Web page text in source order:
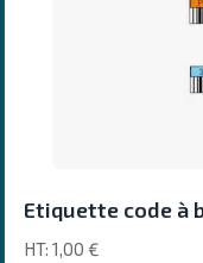
Etiquette code à
1,00 €